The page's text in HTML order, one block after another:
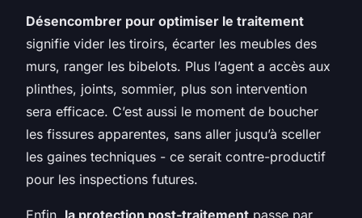
Désencombrer pour optimiser le traitement
signifie vider les tiroirs, écarter les meubles des
murs, ranger les bibelots. Plus l’agent a accès aux
plinthes, joints, sommier, plus son intervention
sera efficace. C’est aussi le moment de boucher
les fissures apparentes, sans aller jusqu’à sceller
les gaines techniques - ce serait contre-productif
pour les inspections futures.